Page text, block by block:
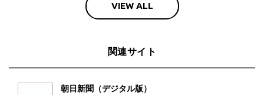
VIEW ALL
関連サイト
朝日新聞（デジタル版）